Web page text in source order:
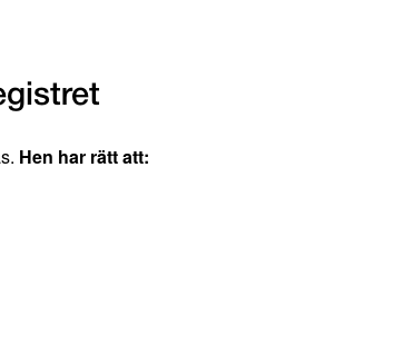
Hen har rätt att: